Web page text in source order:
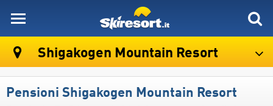
Shigakogen Mountain Resort
Pensioni Shigakogen Mountain Resort